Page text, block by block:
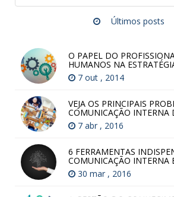
Últimos posts
O PAPEL DO
HUMANOS NA
7 out , 2014
VEJA OS PRINCIPAIS
COMUNICAÇÃO INTERNA
7 abr , 2016
6 FERRAMENTAS
COMUNICAÇÃO INTERNA
30 mar , 2016